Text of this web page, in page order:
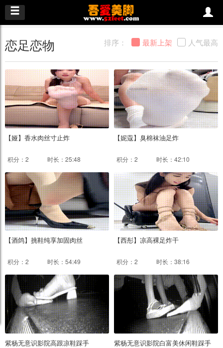
恋足恋物 排序： 最新上架 人气最高
【娅】香水肉丝寸止炸
积分：2 时长：25:48
【妮蔻】臭棉袜油足炸
积分：2 时长：42:10
【酒鸽】挑鞋纯享加固肉丝
积分：2 时长：54:49
【西彤】凉高裸足炸干
积分：2 时长：38:16
紫杨无意识影院高跟凉鞋踩手 紫杨无意识影院白富美休闲鞋踩手